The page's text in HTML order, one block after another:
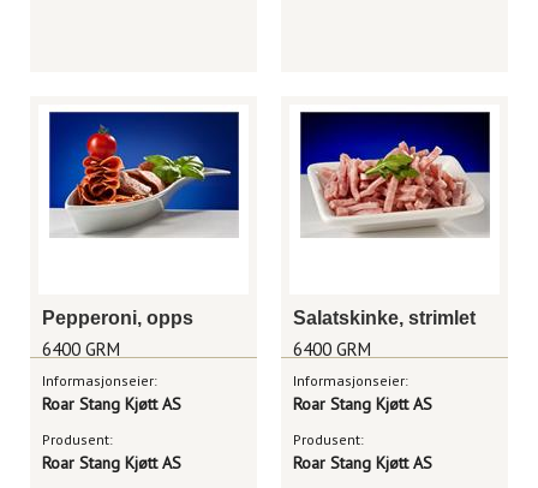
Pepperoni, opps
6400 GRM
Informasjonseier:
Roar Stang Kjøtt AS
Produsent:
Roar Stang Kjøtt AS
Salatskinke, strimlet
6400 GRM
Informasjonseier:
Roar Stang Kjøtt AS
Produsent:
Roar Stang Kjøtt AS